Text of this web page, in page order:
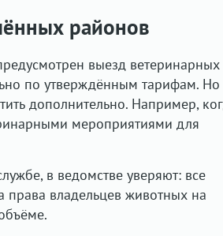
районов
выезд ветеринарных
по утверждённым тарифам.
дополнительно. Например,
мероприятиями для
в ведомстве уверяют: все
владельцев животных на